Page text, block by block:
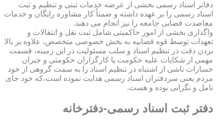
دفاتر اسناد رسمی بخشی از عرضه خدمات ثبتی و تنظیم و ثبت
اسناد رسمی را بر عهده داشته و ضمناً کار مشاوره رایگان و خدمات
معاضدت قضایی جامعه را نیز انجام می دهند.
واگذاری بخشی از امور حاکمیتی شامل ثبت نقل و انتقالات و
تعهدات توسط قوه قضاییه به بخش خصوصی متخصص، علاوه بر بالا
بردن دقت در تنظیم اسناد و سلب مسئولیت در این زمینه، قسمت
مهمی از شکایات علیه حکومت یا کارگزاران حکومتی و جبران
خسارات ناشی از اشتباه در تنظیم اسناد را به سمت گروهی از خود
مردم یعنی سردفتران اسناد رسمی هدایت نموده است،که خود جای
تامل و نگرانی بوده و هست.
دفتر ثبت اسناد رسمی-دفترخانه